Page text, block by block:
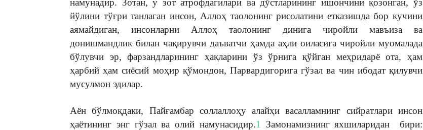
намунадир. Зотан, у зот атрофдагилари ва дўстларининг ишончини қозонган, ўз
йўлини тўғри танлаган инсон, Аллоҳ таолонинг рисолатини етказишда бор кучини
аямайдиган, инсонларни Аллоҳ таолонинг динига чиройли мавъиза ва
донишмандлик билан чақирувчи даъватчи ҳамда аҳли оиласига чиройли муомалада
бўлувчи эр, фарзандларининг ҳақларини ўз ўрнига қўйган меҳридарё ота, ҳам
ҳарбий ҳам сиёсий моҳир қўмондон, Парвардигорига гўзал ва чин ибодат қилувчи
мусулмон эдилар.
Аён бўлмоқдаки, Пайғамбар соллаллоҳу алайҳи васалламнинг сийратлари инсон
ҳаётининг энг гўзал ва олий намунасидир.1 Замонамизнинг яхшиларидан бири: